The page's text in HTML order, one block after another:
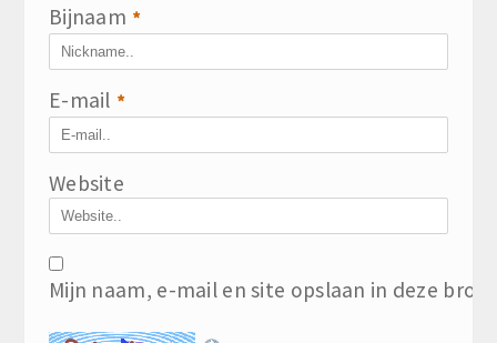
Bijnaam *
E-mail *
Website
Mijn naam, e-mail en site opslaan in deze